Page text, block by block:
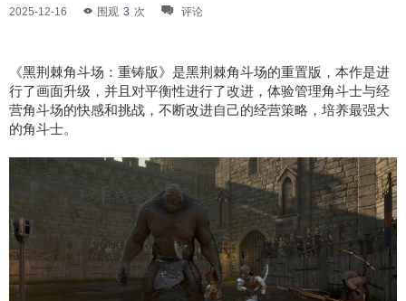
2025-12-16 围观 3 次 评论
《黑荆棘角斗场：重铸版》是黑荆棘角斗场的重置版，本作是进
行了画面升级，并且对平衡性进行了改进，体验管理角斗士与经
营角斗场的快感和挑战，不断改进自己的经营策略，培养最强大
的角斗士。